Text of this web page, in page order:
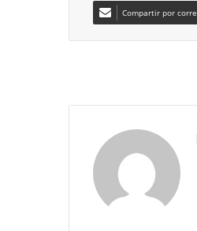
Compartir por